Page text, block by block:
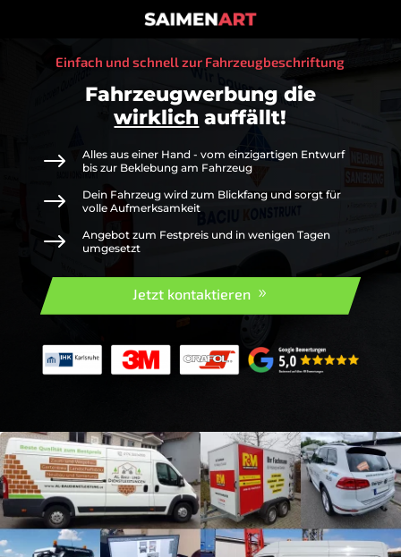
Einfach und schnell zur Fahrzeugbeschriftung
Fahrzeugwerbung die
wirklich auffällt!
$
Alles aus einer Hand - vom einzigartigen Entwurf
bis zur Beklebung am Fahrzeug
$
Dein Fahrzeug wird zum Blickfang und sorgt für
volle Aufmerksamkeit
$
Angebot zum Festpreis und in wenigen Tagen
umgesetzt
Jetzt kontaktieren